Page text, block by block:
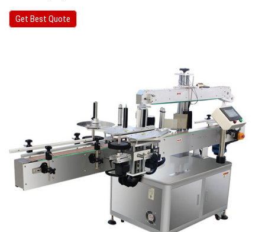
Get Best Quote